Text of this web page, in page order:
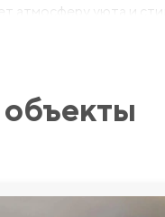
атмосферу уюта и
условия для
и веселые